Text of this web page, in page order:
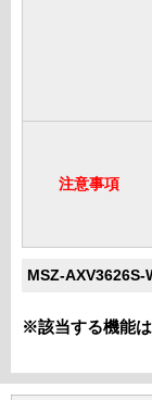
注意事項
MSZ-AXV3626S-
※該当する機能は